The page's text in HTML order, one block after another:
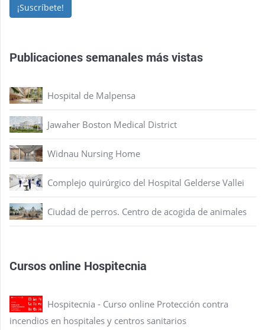
¡Suscríbete!
Publicaciones semanales más vistas
Hospital de Malpensa
Jawaher Boston Medical District
Widnau Nursing Home
Complejo quirúrgico del Hospital Gelderse Vallei
Ciudad de perros. Centro de acogida de animales
Cursos online Hospitecnia
Hospitecnia - Curso online Protección contra
incendios en hospitales y centros sanitarios